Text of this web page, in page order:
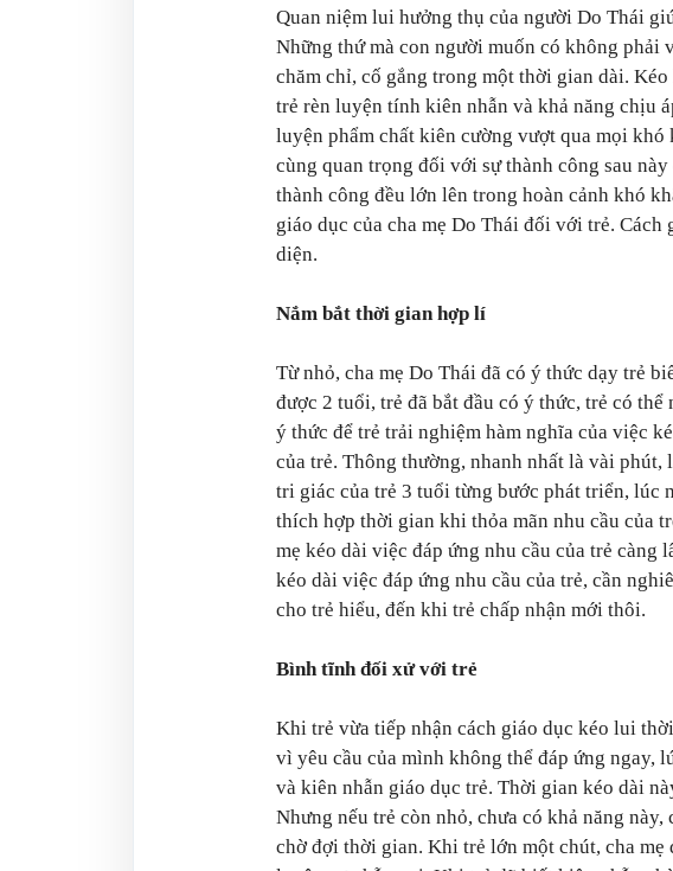
Quan niệm lui hưởng thụ của người Do Thái
Những thứ mà con người muốn có không phải
chăm chỉ, cố gắng trong một thời gian dài.
trẻ rèn luyện tính kiên nhẫn và khả năng chịu
luyện phẩm chất kiên cường vượt qua mọi
cùng quan trọng đối với sự thành công sau
thành công đều lớn lên trong hoàn cảnh khó
giáo dục của cha mẹ Do Thái đối với trẻ. Cách
diện.
Nắm bắt thời gian hợp lí
Từ nhỏ, cha mẹ Do Thái đã có ý thức dạy trẻ
được 2 tuổi, trẻ đã bắt đầu có ý thức, trẻ có
ý thức để trẻ trải nghiệm hàm nghĩa của việc
của trẻ. Thông thường, nhanh nhất là vài phút,
tri giác của trẻ 3 tuổi từng bước phát triển, lúc
thích hợp thời gian khi thỏa mãn nhu cầu của
mẹ kéo dài việc đáp ứng nhu cầu của trẻ càng
kéo dài việc đáp ứng nhu cầu của trẻ, cần
cho trẻ hiểu, đến khi trẻ chấp nhận mới thôi.
Bình tĩnh đối xử với trẻ
Khi trẻ vừa tiếp nhận cách giáo dục kéo lui
vì yêu cầu của mình không thể đáp ứng ngay,
và kiên nhẫn giáo dục trẻ. Thời gian kéo dài
Nhưng nếu trẻ còn nhỏ, chưa có khả năng này,
chờ đợi thời gian. Khi trẻ lớn một chút, cha mẹ